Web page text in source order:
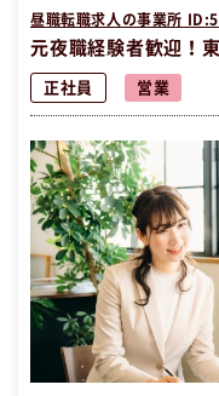
昼職転職求人の事業所
元夜職経験者歓迎！
正社員 営業